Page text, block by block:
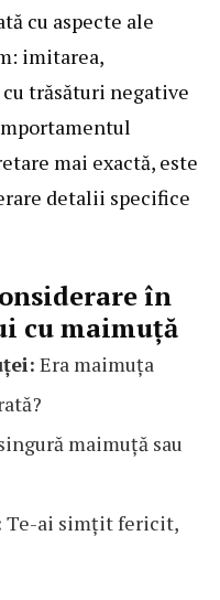
cu aspecte ale
imitarea,
trăsături negative
mai exactă, este
detalii specifice
în
cu maimuță
Era maimuța
maimuță sau
Te-ai simțit fericit,